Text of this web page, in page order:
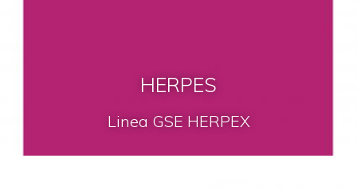
HERPES
Linea GSE HERPEX